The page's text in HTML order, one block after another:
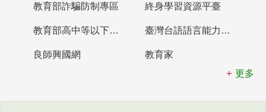
教育部詐騙防制專區 終身學習資源平臺
教育部高中等以下學校及幼兒園教師資格檢定考試 臺灣台語語言能力認證網站
良師興國網
教育家
更多